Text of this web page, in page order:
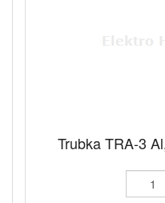
Trubka TRA-3